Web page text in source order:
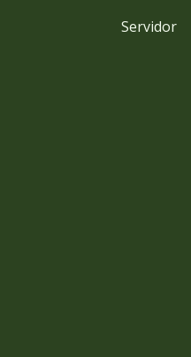
Servidor